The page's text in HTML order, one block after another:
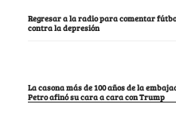
Regresar a la radio para comentar
contra la depresión
La casona más de 100 años de la
Petro afinó su cara a cara con Trump